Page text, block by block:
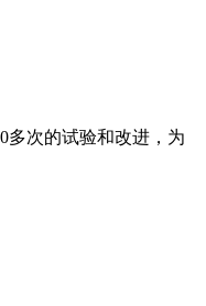
多次的试验和改进，为